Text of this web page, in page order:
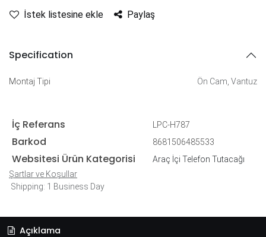
İstek listesine ekle Paylaş
Specification
Montaj Tipi Ön Cam Vantuz
İç Referans LPC-H787
Barkod 8681506485533
Websitesi Ürün Kategorisi
Araç İçi Telefon Tutacağı
Şartlar ve Koşullar
Shipping: 1 Business Day
Açıklama